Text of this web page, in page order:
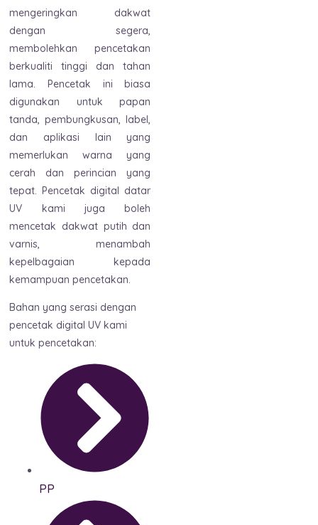
mengeringkan dakwat
dengan segera,
membolehkan pencetakan
berkualiti tinggi dan tahan
lama. Pencetak ini biasa
digunakan untuk papan
tanda, pembungkusan, label,
dan aplikasi lain yang
memerlukan warna yang
cerah dan perincian yang
tepat. Pencetak digital datar
UV kami juga boleh
mencetak dakwat putih dan
varnis, menambah
kepelbagaian kepada
kemampuan pencetakan.
Bahan yang serasi dengan
pencetak digital UV kami
untuk pencetakan:
PP